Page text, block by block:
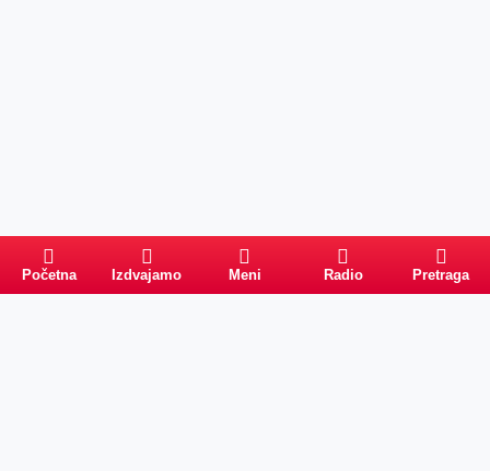
Početna Izdvajamo Meni Radio Pretraga